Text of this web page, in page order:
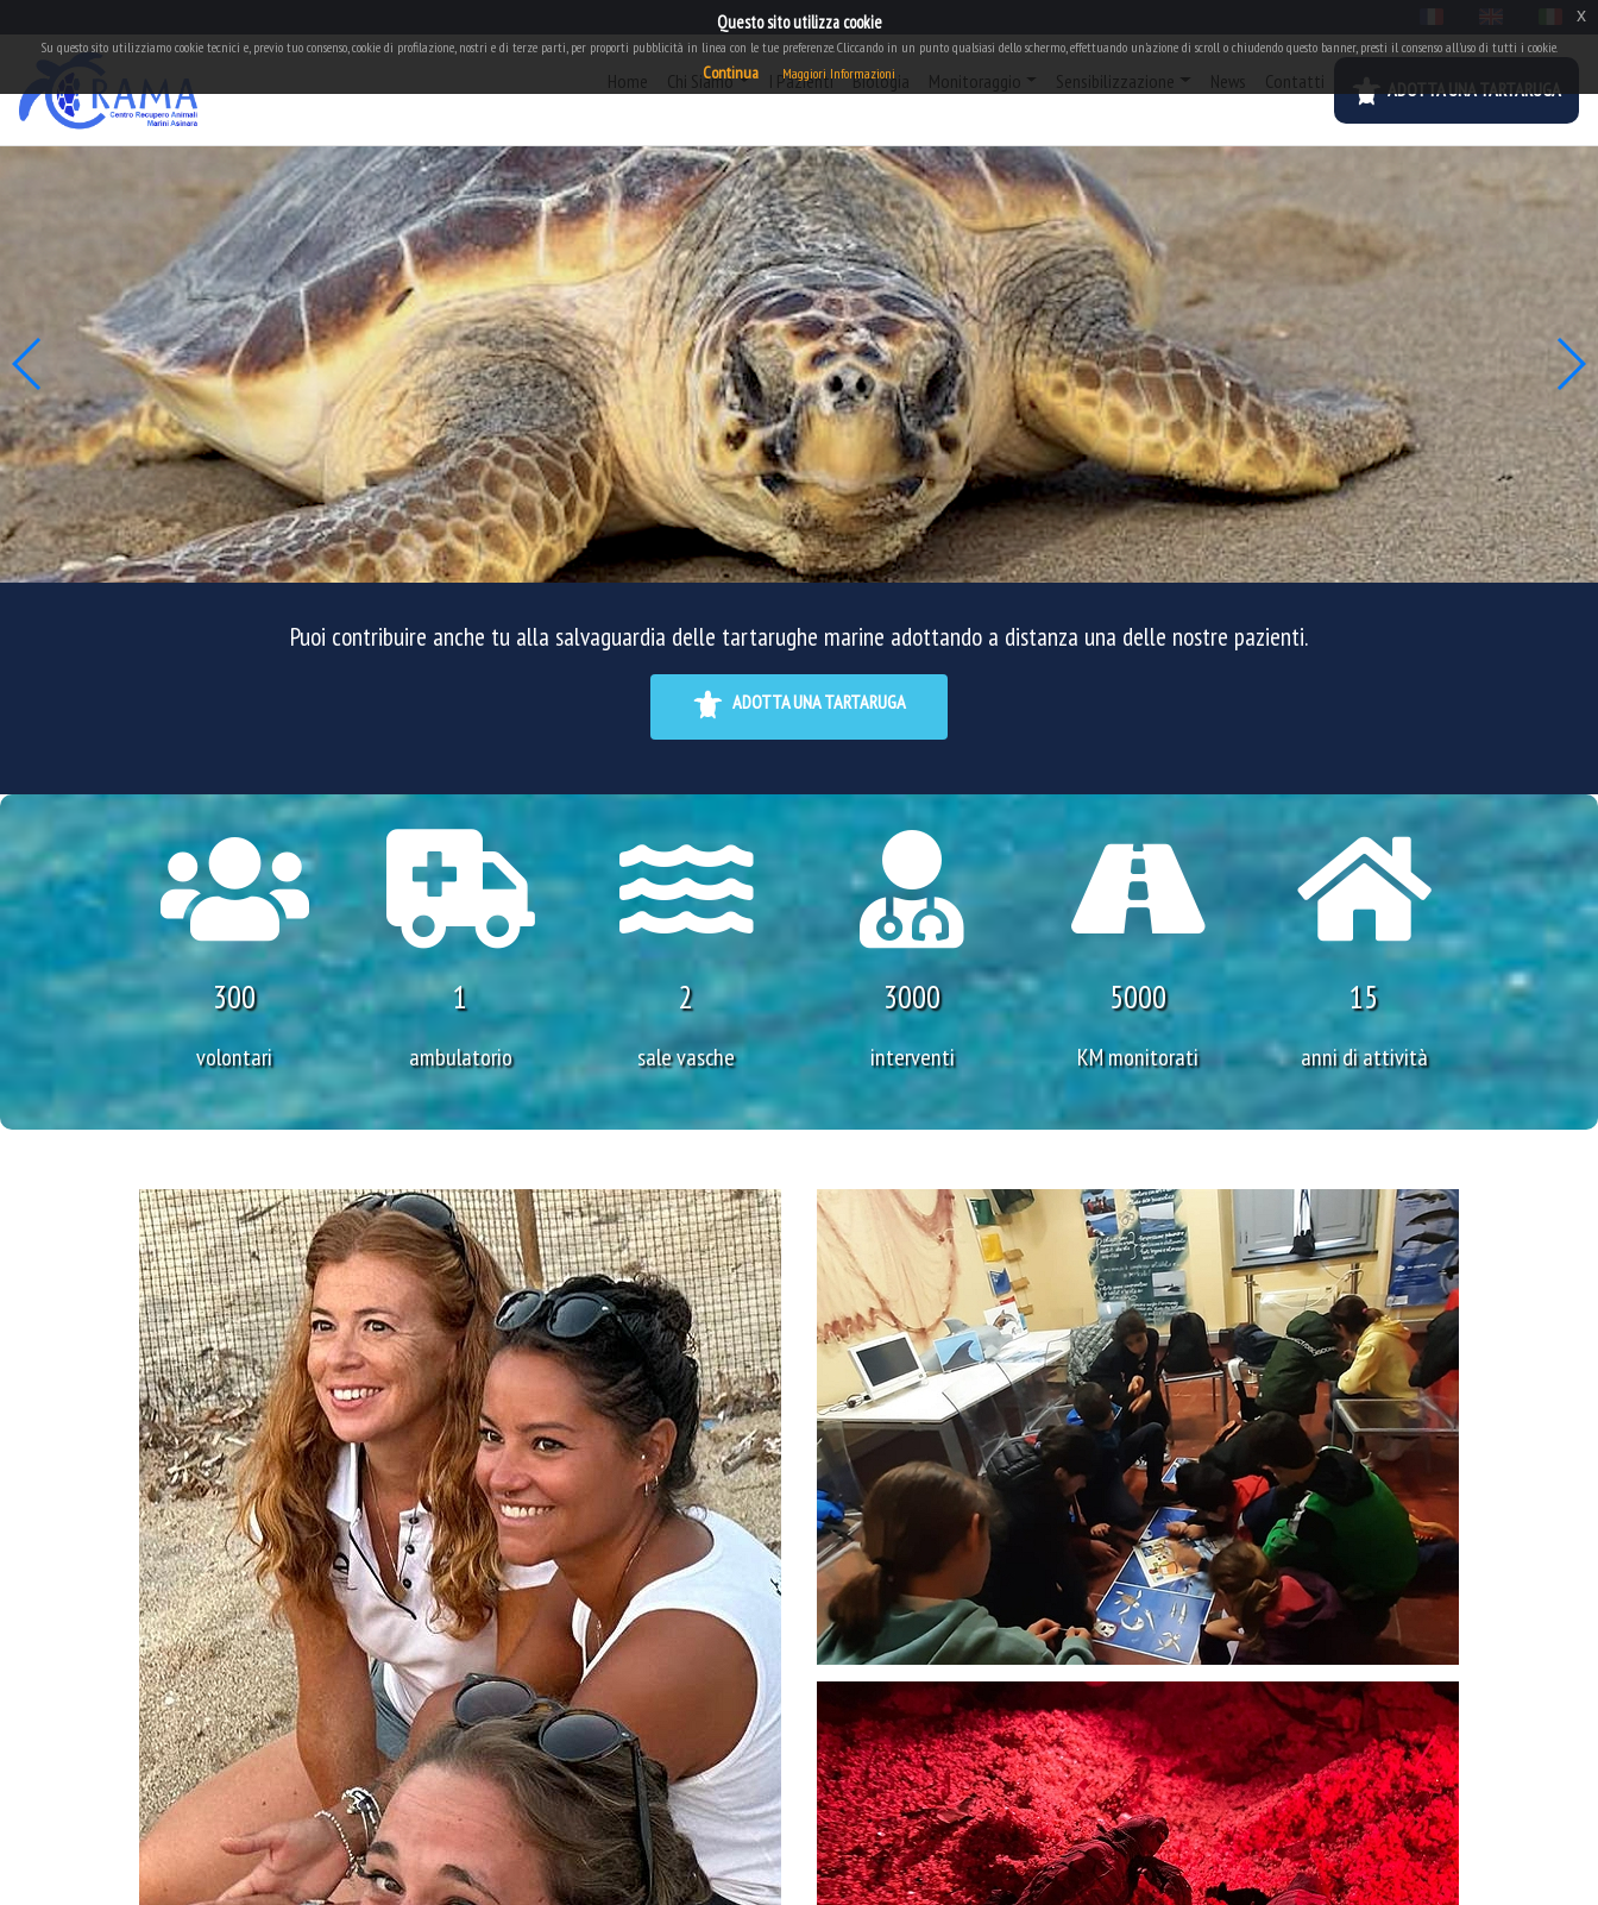
Home(current)
Chi Siamo I Pazienti Biologia Monitoraggio Sensibilizzazione News Contatti ADOTTA UNA TARTARUGA
Puoi contribuire anche tu alla salvaguardia delle tartarughe marine adottando a distanza una delle nostre pazienti.
ADOTTA UNA TARTARUGA
300
volontari
1
ambulatorio
2
sale vasche
3000
interventi
5000
KM monitorati
15
anni di attività
Questo sito utilizza cookie
Su questo sito utilizziamo cookie tecnici e, previo tuo consenso, cookie di profilazione, nostri e di terze parti, per proporti pubblicità in linea con le tue preferenze. Cliccando in un punto qualsiasi dello schermo, effettuando un'azione di scroll o chiudendo questo banner, presti il consenso all'uso di tutti i cookie.
Continua Maggiori Informazioni
x